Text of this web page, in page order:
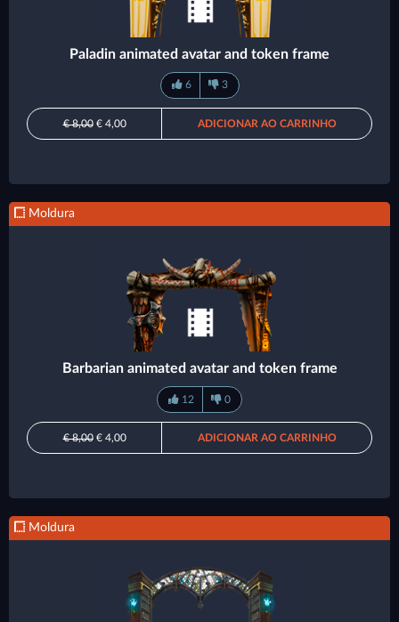
Paladin animated avatar and token frame
6 3
€ 8,00€ 4,00 ADICIONAR AO CARRINHO
Moldura
Barbarian animated avatar and token frame
12 0
€ 8,00€ 4,00 ADICIONAR AO CARRINHO
Moldura